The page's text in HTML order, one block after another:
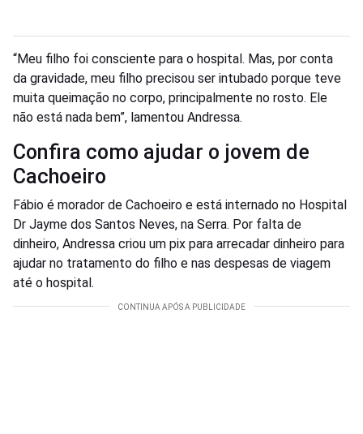
“Meu filho foi consciente para o hospital. Mas, por conta
da gravidade, meu filho precisou ser intubado porque teve
muita queimação no corpo, principalmente no rosto. Ele
não está nada bem”, lamentou Andressa.
Confira como ajudar o jovem de
Cachoeiro
Fábio é morador de Cachoeiro e está internado no Hospital
Dr Jayme dos Santos Neves, na Serra. Por falta de
dinheiro, Andressa criou um pix para arrecadar dinheiro para
ajudar no tratamento do filho e nas despesas de viagem
até o hospital.